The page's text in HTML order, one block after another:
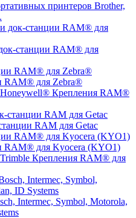
принтеров Brother,
станции RAM® для
RAM® для Zebra®
Крепления RAM®
RAM для Getac
RAM® для Kyocera (KYO1)
Крепления RAM® для
Intermec, Symbol, Motorola,